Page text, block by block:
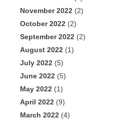
November 2022 (2)
October 2022 (2)
September 2022 (2)
August 2022 (1)
July 2022 (5)
June 2022 (5)
May 2022 (1)
April 2022 (9)
March 2022 (4)